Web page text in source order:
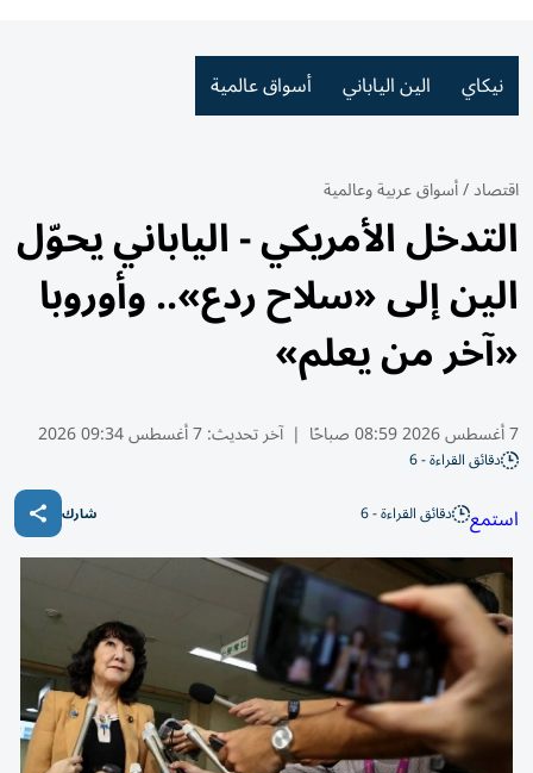
نيكاي الين الياباني أسواق عالمية
اقتصاد/أسواق عربية وعالمية
التدخل الأمريكي - الياباني يحوّل
الين إلى «سلاح ردع».. وأوروبا
«آخر من يعلم»
7 أغسطس 2026 08:59 صباحًا | آخر تحديث:7 أغسطس 09:34 2026
دقائق القراءة - 6
استمع دقائق القراءة - 6 شارك